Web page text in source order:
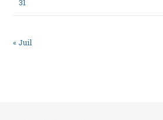
31
« Juil